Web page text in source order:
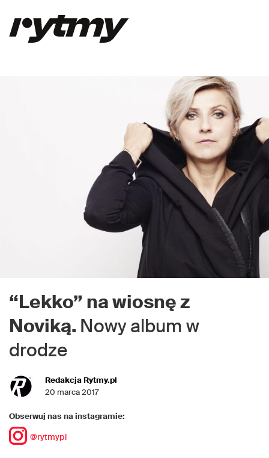
“Lekko” na wiosnę z
Noviką. Nowy album w
drodze
Redakcja Rytmy.pl
20 marca 2017
Obserwuj nas na instagramie:
@rytmypl